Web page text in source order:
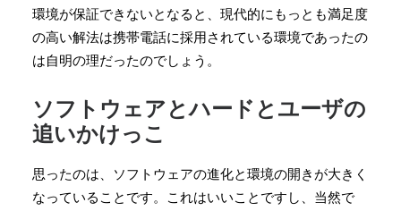
環境が保証できないとなると、現代的にもっとも満足度
の高い解法は携帯電話に採用されている環境であったの
は自明の理だったのでしょう。
ソフトウェアとハードとユーザの
追いかけっこ
思ったのは、ソフトウェアの進化と環境の開きが大きく
なっていることです。これはいいことですし、当然で